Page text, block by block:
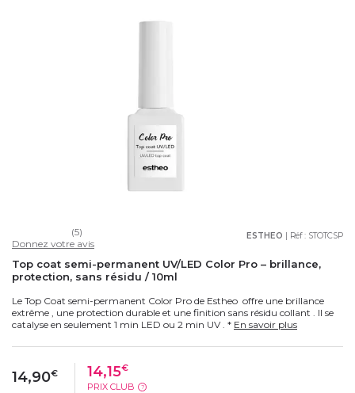
ESTHEO | Réf : STOTCSP
(5)
Donnez votre avis
Top coat semi-permanent UV/LED Color Pro – brillance,
protection, sans résidu / 10ml
Le Top Coat semi-permanent Color Pro de Estheo offre une brillance
extrême , une protection durable et une finition sans résidu collant . Il se
catalyse en seulement 1 min LED ou 2 min UV . * En savoir plus
14,90€ 14,15€
PRIX CLUB ?